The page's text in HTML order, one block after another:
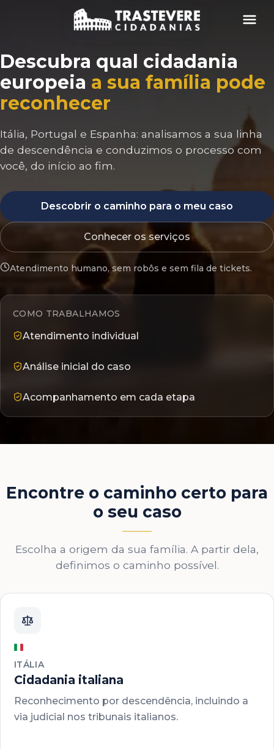
Menu
Descubra qual cidadania
europeia a sua família pode
reconhecer
Itália, Portugal e Espanha: analisamos a sua linha
de descendência e conduzimos o processo com
você, do início ao fim.
Descobrir o caminho para o meu caso
Conhecer os serviços
Atendimento humano, sem robôs e sem fila de tickets.
COMO TRABALHAMOS
Atendimento individual
Análise inicial do caso
Acompanhamento em cada etapa
Encontre o caminho certo para
o seu caso
Escolha a origem da sua família. A partir dela,
definimos o caminho possível.
ITÁLIA
Cidadania italiana
Reconhecimento por descendência, incluindo a
via judicial nos tribunais italianos.